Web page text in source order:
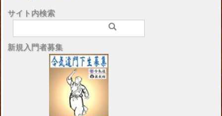
サイト内検索
新規入門者募集